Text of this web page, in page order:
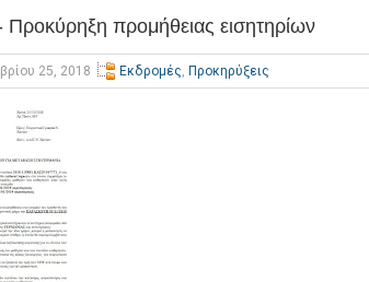
Προκύρηξη προμήθειας εισητηρίων
25, 2018 Εκδρομές, Προκηρύξεις